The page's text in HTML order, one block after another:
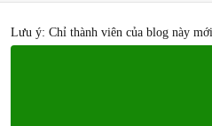
Lưu ý: Chỉ thành viên của blog này